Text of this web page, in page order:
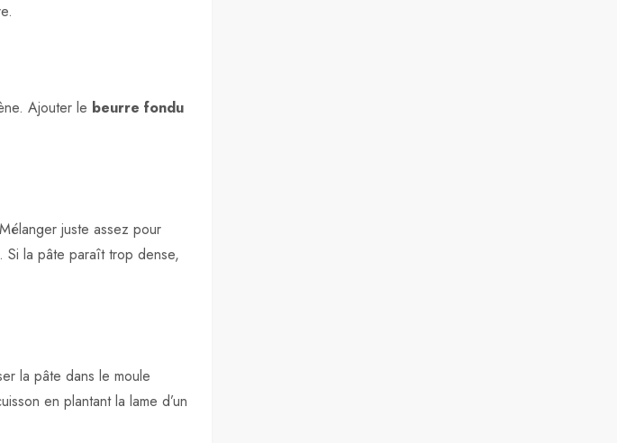
Ajouter le beurre fondu
juste assez pour
. Si la pâte paraît trop dense,
la pâte dans le moule
en plantant la lame d’un